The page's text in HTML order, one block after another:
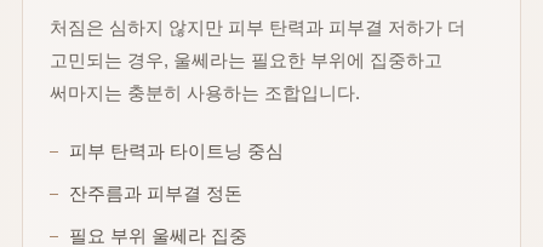
처짐은 심하지 않지만 피부 탄력과 피부결 저하가 더
고민되는 경우, 울쎄라는 필요한 부위에 집중하고
써마지는 충분히 사용하는 조합입니다.
피부 탄력과 타이트닝 중심
잔주름과 피부결 정돈
필요 부위 울쎄라 집중